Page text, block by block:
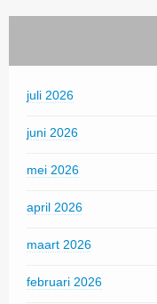
juli 2026
juni 2026
mei 2026
april 2026
maart 2026
februari 2026